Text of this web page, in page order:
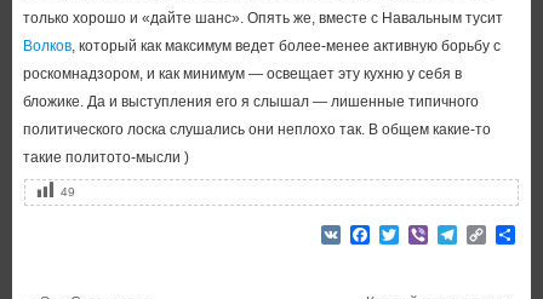
только хорошо и «дайте шанс». Опять же, вместе с Навальным тусит
Волков, который как максимум ведет более-менее активную борьбу с
роскомнадзором, и как минимум — освещает эту кухню у себя в
бложике. Да и выступления его я слышал — лишенные типичного
политического лоска слушались они неплохо так. В общем какие-то
такие политото-мысли )
49
VK Facebook
TwitterViberTelegram
Copy